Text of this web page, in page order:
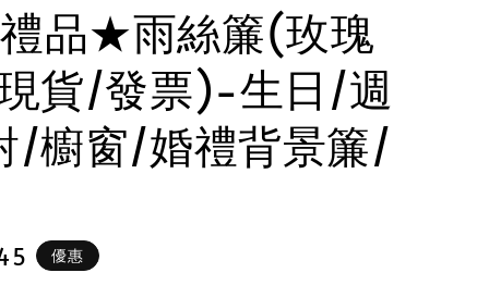
品★雨絲簾(玫瑰
貨/發票)-生日/週
/櫥窗/婚禮背景簾/
優惠